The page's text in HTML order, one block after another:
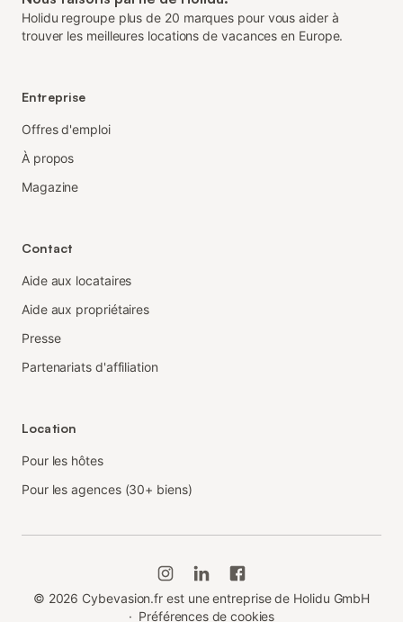
Holidu regroupe plus de 20 marques pour vous aider à
trouver les meilleures locations de vacances en Europe.
Entreprise
Offres d'emploi
À propos
Magazine
Contact
Aide aux locataires
Aide aux propriétaires
Presse
Partenariats d'affiliation
Location
Pour les hôtes
Pour les agences (30+ biens)
© 2026 Cybevasion.fr est une entreprise de Holidu GmbH
· Préférences de cookies